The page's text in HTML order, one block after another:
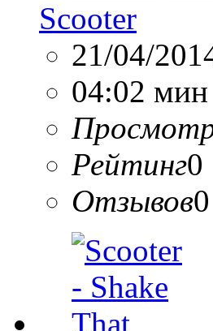
Scooter
21/04/
04:02 мин
Рейтинг0
Отзывов0